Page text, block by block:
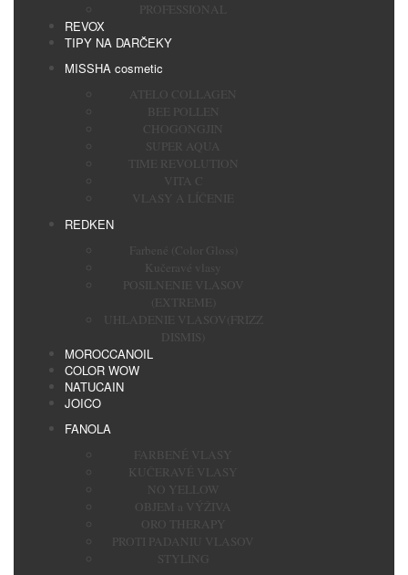
PROFESSIONAL
REVOX
TIPY NA DARČEKY
MISSHA cosmetic
ATELO COLLAGEN
BEE POLLEN
CHOGONGJIN
SUPER AQUA
TIME REVOLUTION
VITA C
VLASY A LÍČENIE
REDKEN
Farbené (Color Gloss)
Kučeravé vlasy
POSILNENIE VLASOV
(EXTREME)
UHLADENIE VLASOV(FRIZZ
DISMIS)
MOROCCANOIL
COLOR WOW
NATUCAIN
JOICO
FANOLA
FARBENÉ VLASY
KUČERAVÉ VLASY
NO YELLOW
OBJEM a VÝŽIVA
ORO THERAPY
PROTI PADANIU VLASOV
STYLING